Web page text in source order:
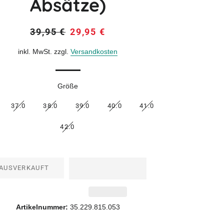
Absätze)
Normaler
39,95 € Sonderpreis
29,95 €
inkl. MwSt. zzgl.Versandkosten
Größe
37.0 38.0 39.0 40.0 41.0
42.0
Artikelnummer: 35.229.815.053